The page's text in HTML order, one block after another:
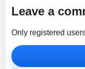
Leave a
Only registered